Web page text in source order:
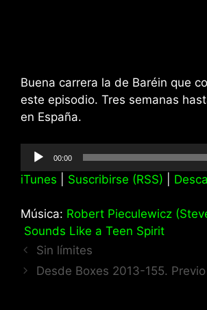
Buena carrera la de Baréin que
este episodio. Tres semanas
en España.
Reproductor
de
audio
00:00
iTunes Suscribirse (RSS)
Música: Robert Pieculewicz
Sounds Like a Teen Spirit
Sin límites
Desde Boxes 2013-155.